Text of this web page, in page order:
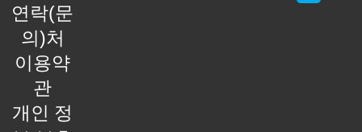
연락(문
의)처
이용약
관
개인 정